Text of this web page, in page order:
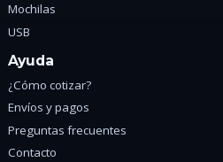
Mochilas
USB
Ayuda
¿Cómo cotizar?
Envíos y pagos
Preguntas frecuentes
Contacto